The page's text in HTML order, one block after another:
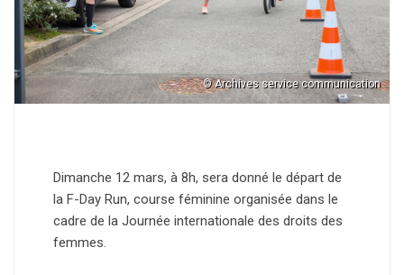
© Archives service communication
Dimanche 12 mars, à 8h, sera donné le départ de
la F-Day Run, course féminine organisée dans le
cadre de la Journée internationale des droits des
femmes.